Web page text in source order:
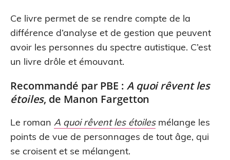
Ce livre permet de se rendre compte de la
différence d’analyse et de gestion que peuvent
avoir les personnes du spectre autistique. C’est
un livre drôle et émouvant.
Recommandé par PBE : A quoi rêvent les
étoiles, de Manon Fargetton
Le roman A quoi rêvent les étoilesmélange les
points de vue de personnages de tout âge, qui
se croisent et se mélangent.